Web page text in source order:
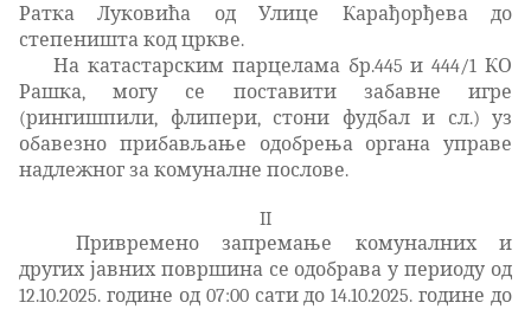
Ратка Луковића од Улице Карађорђева до
степеништа код цркве.
На катастарским парцелама бр.445 и 444/1 КО
Рашка, могу се поставити забавне игре
(рингишпили, флипери, стони фудбал и сл.) уз
обавезно прибављање одобрења органа управе
надлежног за комуналне послове.
II
Привремено запремање комуналних и
других јавних површина се одобрава у периоду од
12.10.2025. године од 07:00 сати до 14.10.2025. године до